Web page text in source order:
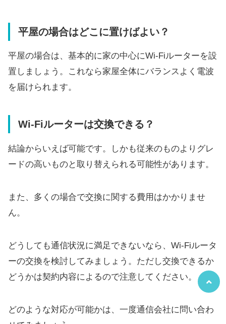
平屋の場合はどこに置けばよい？
平屋の場合は、基本的に家の中心にWi-Fiルーターを設
置しましょう。これなら家屋全体にバランスよく電波
を届けられます。
Wi-Fiルーターは交換できる？
結論からいえば可能です。しかも従来のものよりグレ
ードの高いものと取り替えられる可能性があります。
また、多くの場合で交換に関する費用はかかりませ
ん。
どうしても通信状況に満足できないなら、Wi-Fiルータ
ーの交換を検討してみましょう。ただし交換できるか
どうかは契約内容によるので注意してください。
どのような対応が可能かは、一度通信会社に問い合わ